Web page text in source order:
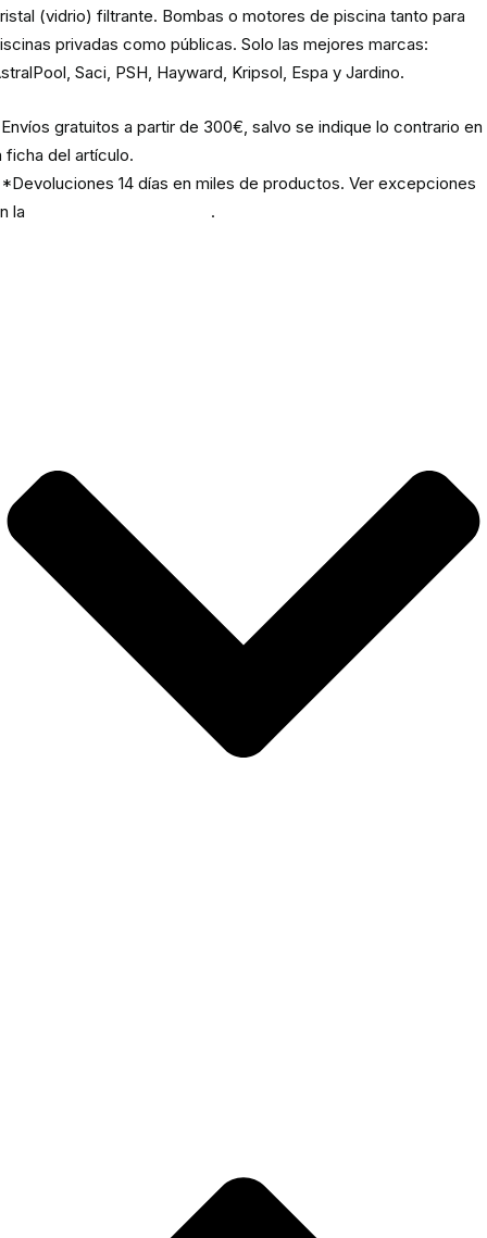
(vidrio) filtrante. Bombas o motores de piscina tanto para
privadas como públicas. Solo las mejores marcas:
Saci, PSH, Hayward, Kripsol, Espa y Jardino.
gratuitos a partir de 300€, salvo se indique lo contrario en
ficha del artículo.
14 días en miles de productos. Ver excepciones
la
.